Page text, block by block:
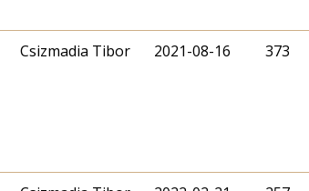
Csizmadia Tibor 2021-08-16 373